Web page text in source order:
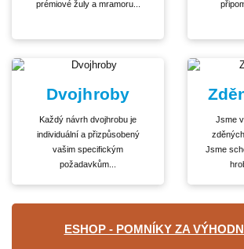
prémiové žuly a mramoru...
Dvojhroby
Každý návrh dvojhrobu je
individuální a přizpůsobený
vašim specifickým
požadavkům...
Jsme
Jsme
ESHOP - POMNÍKY ZA